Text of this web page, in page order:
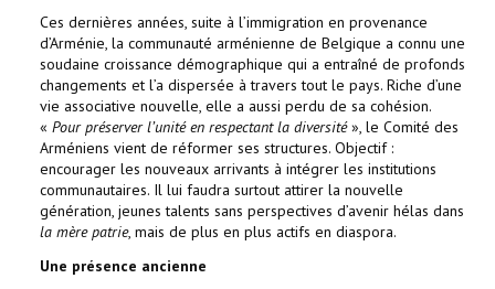
Ces dernières années, suite à l’immigration en provenance
d’Arménie, la communauté arménienne de Belgique a connu une
soudaine croissance démographique qui a entraîné de profonds
changements et l’a dispersée à travers tout le pays. Riche d’une
vie associative nouvelle, elle a aussi perdu de sa cohésion.
« Pour préserver l’unité en respectant la diversité», le Comité des
Arméniens vient de réformer ses structures. Objectif :
encourager les nouveaux arrivants à intégrer les institutions
communautaires. Il lui faudra surtout attirer la nouvelle
génération, jeunes talents sans perspectives d’avenir hélas dans
la mère patrie, mais de plus en plus actifs en diaspora.
Une présence ancienne